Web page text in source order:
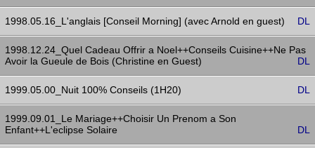
1998.05.16_L'anglais [Conseil Morning] (avec Arnold en guest) DL
1998.12.24_Quel Cadeau Offrir a Noel++Conseils Cuisine++Ne Pas
Avoir la Gueule de Bois (Christine en Guest)
DL
1999.05.00_Nuit 100% Conseils (1H20) DL
1999.09.01_Le Mariage++Choisir Un Prenom a Son
Enfant++L'eclipse Solaire
DL